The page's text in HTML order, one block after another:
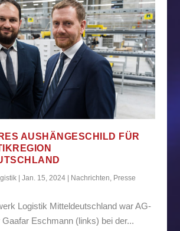
AUSHÄNGESCHILD FÜR
|Jan. 15, 2024 Nachrichten, Presse
Logistik Mitteldeutschland war AG-
Gaafar Eschmann (links) bei der...